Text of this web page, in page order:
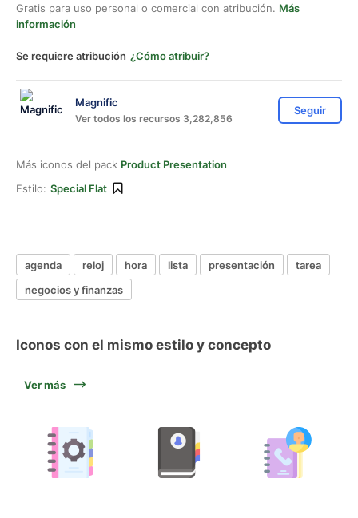
Gratis para uso personal o comercial con atribución. Más
información
Se requiere atribución ¿Cómo atribuir?
Magnific
Ver todos los recursos 3,282,856
Seguir
Más iconos del pack Product Presentation
Estilo: Special Flat
agenda reloj hora lista presentación
tarea
negocios y finanzas
Iconos con el mismo estilo y concepto
Ver más